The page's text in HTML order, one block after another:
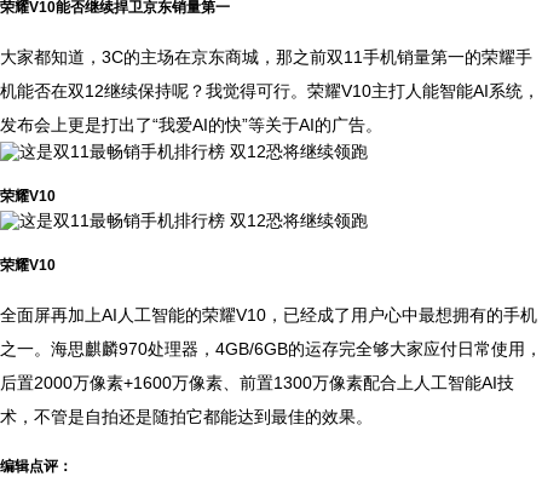
荣耀V10能否继续捍卫京东销量第一
大家都知道，3C的主场在京东商城，那之前双11手机销量第一的荣耀手
机能否在双12继续保持呢？我觉得可行。荣耀V10主打人能智能AI系统，
发布会上更是打出了“我爱AI的快”等关于AI的广告。
荣耀V10
荣耀V10
全面屏再加上AI人工智能的荣耀V10，已经成了用户心中最想拥有的手机
之一。海思麒麟970处理器，4GB/6GB的运存完全够大家应付日常使用，
后置2000万像素+1600万像素、前置1300万像素配合上人工智能AI技
术，不管是自拍还是随拍它都能达到最佳的效果。
编辑点评：